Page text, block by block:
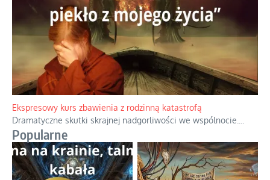
Ekspresowy kurs zbawienia z rodzinną katastrofą
Dramatyczne skutki skrajnej nadgorliwości we wspólnocie.
Popularne